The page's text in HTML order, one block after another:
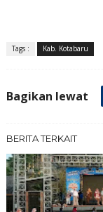
Tags : Kab. Kotabaru
Bagikan lewat
BERITA TERKAIT